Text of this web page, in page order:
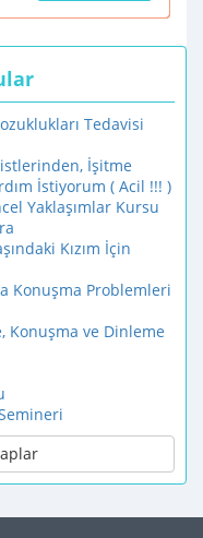
Tedavisi
İşitme
İstiyorum ( Acil !!! )
Yaklaşımlar Kursu
Kızım İçin
Konuşma Problemleri
Konuşma ve Dinleme